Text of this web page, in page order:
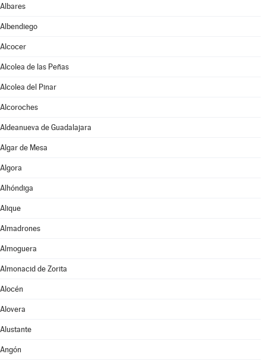
Albares
Albendiego
Alcocer
Alcolea de las Peñas
Alcolea del Pinar
Alcoroches
Aldeanueva de Guadalajara
Algar de Mesa
Algora
Alhóndiga
Alique
Almadrones
Almoguera
Almonacid de Zorita
Alocén
Alovera
Alustante
Angón